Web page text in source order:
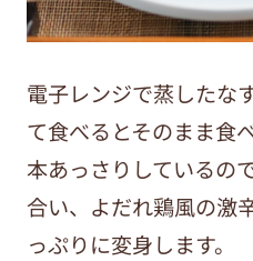
電子レンジで蒸したな
て食べるとそのまま食
本あっさりしているの
合い、よだれ鶏風の激
っぷりに変身します。